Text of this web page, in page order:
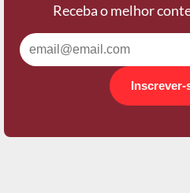
Receba o melhor
Inscrever-